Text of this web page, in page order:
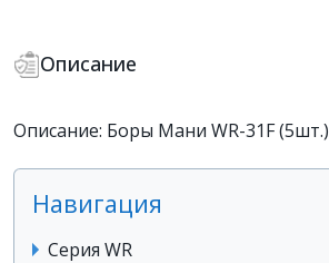
Описание
Описание: Боры Мани WR-31F (5шт.)
Навигация
Серия WR